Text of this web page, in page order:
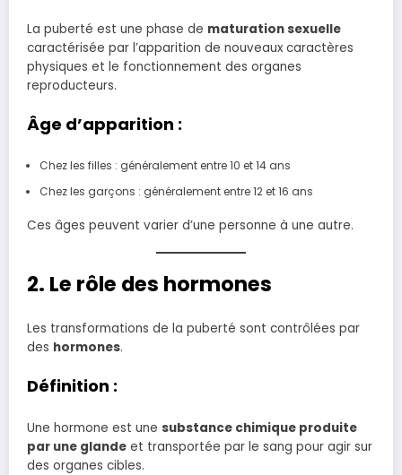
La puberté est une phase de maturation sexuelle
caractérisée par l’apparition de nouveaux caractères
physiques et le fonctionnement des organes
reproducteurs.
Âge d’apparition :
Chez les filles : généralement entre 10 et 14 ans
Chez les garçons : généralement entre 12 et 16 ans
Ces âges peuvent varier d’une personne à une autre.
2. Le rôle des hormones
Les transformations de la puberté sont contrôlées par
des hormones.
Définition :
Une hormone est une substance chimique produite
par une glande et transportée par le sang pour agir sur
des organes cibles.